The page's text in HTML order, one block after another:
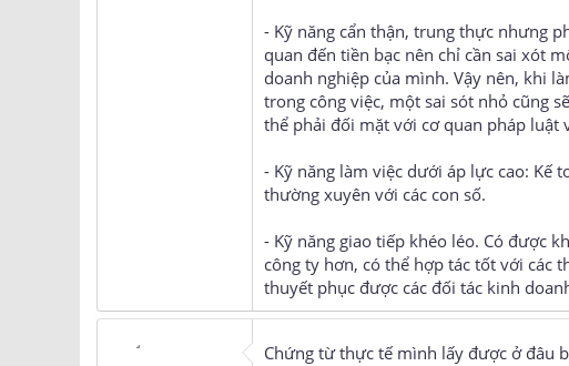
- Kỹ năng cẩn thận, trung thực nhưng
quan đến tiền bạc nên chỉ cần sai xót
doanh nghiệp của mình. Vậy nên, khi
trong công việc, một sai sót nhỏ cũng
thể phải đối mặt với cơ quan pháp luật
- Kỹ năng làm việc dưới áp lực cao: Kế
thường xuyên với các con số.
- Kỹ năng giao tiếp khéo léo. Có được
công ty hơn, có thể hợp tác tốt với các
thuyết phục được các đối tác kinh
Chứng từ thực tế mình lấy được ở đâu